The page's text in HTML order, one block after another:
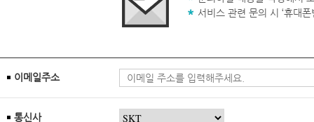
서비스 관련 문의 시 ‘휴대
이메일주소
통신사